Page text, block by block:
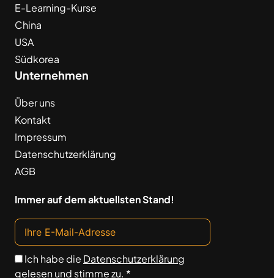
E-Learning-Kurse
China
USA
Südkorea
Unternehmen
Über uns
Kontakt
Impressum
Datenschutzerklärung
AGB
Immer auf dem aktuellsten Stand!
Ich habe die Datenschutzerklärung
gelesen und stimme zu. *